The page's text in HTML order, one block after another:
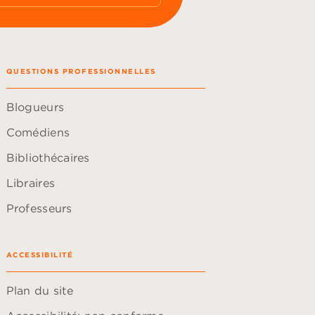
QUESTIONS PROFESSIONNELLES
Blogueurs
Comédiens
Bibliothécaires
Libraires
Professeurs
ACCESSIBILITÉ
Plan du site